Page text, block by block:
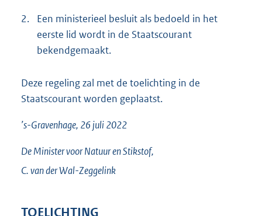
2.
Een ministerieel besluit als bedoeld in het
eerste lid wordt in de Staatscourant
bekendgemaakt.
Deze regeling zal met de toelichting in de
Staatscourant worden geplaatst.
’s-Gravenhage, 26 juli 2022
De Minister voor Natuur en Stikstof,
C. van derWal-Zeggelink
TOELICHTING